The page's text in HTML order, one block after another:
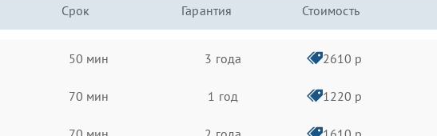
Срок Гарантия Стоимость
50 мин 3 года 2610 р
70 мин 1 год 1220 р